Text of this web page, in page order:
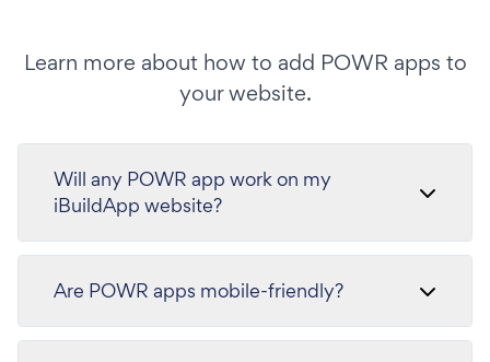
Learn more about how to add POWR apps to
your website.
Will any POWR app work on my
iBuildApp website?
Are POWR apps mobile-friendly?